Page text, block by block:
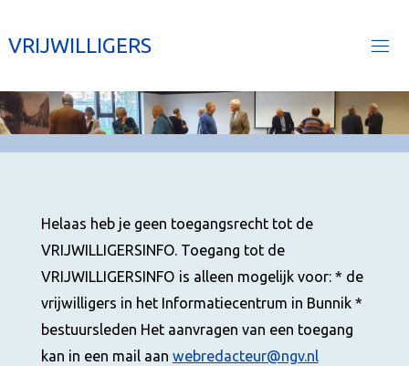
naar
inhoud
VRIJWILLIGERS
Helaas heb je geen toegangsrecht tot de
VRIJWILLIGERSINFO. Toegang tot de
VRIJWILLIGERSINFO is alleen mogelijk voor: * de
vrijwilligers in het Informatiecentrum in Bunnik *
bestuursleden Het aanvragen van een toegang
kan in een mail aan webredacteur@ngv.nl